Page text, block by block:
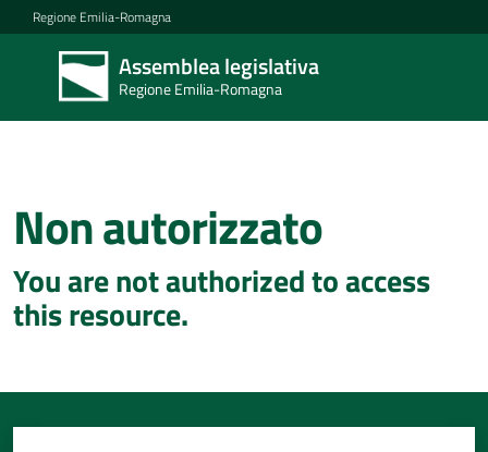
Vai al contenuto
Vai alla navigazione
Vai al footer
Regione Emilia-Romagna
Assemblea legislativa
Regione Emilia-Romagna
Assemblea
legislativa
Regione Emilia-
Concittadini
Porte
aperte
Mostre
Non autorizzato
You are not authorized to access
this resource.